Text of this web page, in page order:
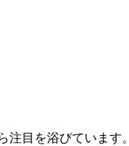
注目を浴びています。